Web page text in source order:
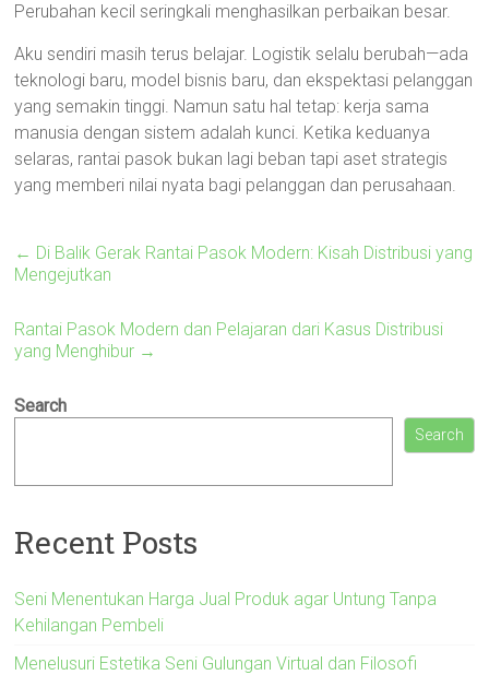
Perubahan kecil seringkali menghasilkan perbaikan besar.
Aku sendiri masih terus belajar. Logistik selalu berubah—ada
teknologi baru, model bisnis baru, dan ekspektasi pelanggan
yang semakin tinggi. Namun satu hal tetap: kerja sama
manusia dengan sistem adalah kunci. Ketika keduanya
selaras, rantai pasok bukan lagi beban tapi aset strategis
yang memberi nilai nyata bagi pelanggan dan perusahaan.
← Di Balik Gerak Rantai Pasok Modern: Kisah Distribusi yang
Mengejutkan
Rantai Pasok Modern dan Pelajaran dari Kasus Distribusi
yang Menghibur →
Search
Search
Recent Posts
Seni Menentukan Harga Jual Produk agar Untung Tanpa
Kehilangan Pembeli
Menelusuri Estetika Seni Gulungan Virtual dan Filosofi